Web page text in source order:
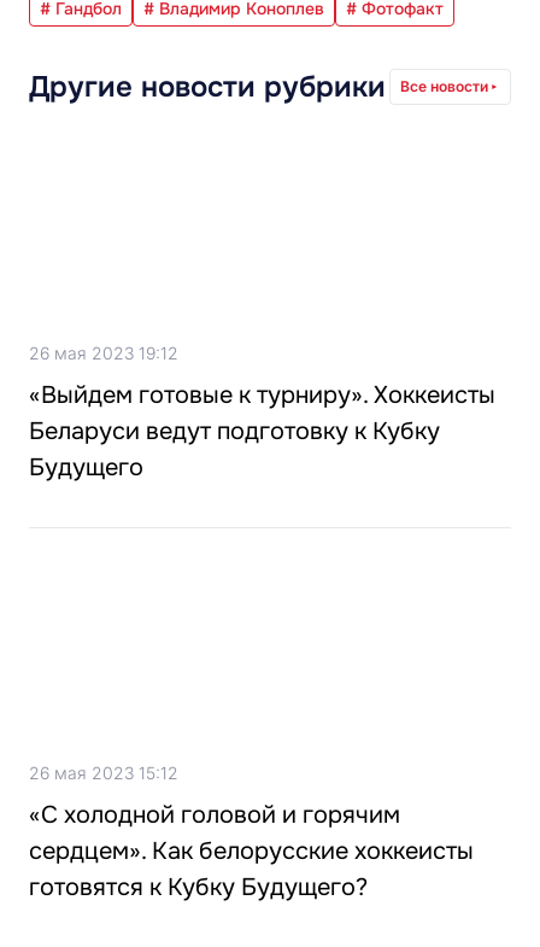
# Гандбол # Владимир Коноплев # Фотофакт
Другие новости рубрики Все новости
26 мая 2023 19:12
«Выйдем готовые к турниру». Хоккеисты
Беларуси ведут подготовку к Кубку
Будущего
26 мая 2023 15:12
«С холодной головой и горячим
сердцем». Как белорусские хоккеисты
готовятся к Кубку Будущего?